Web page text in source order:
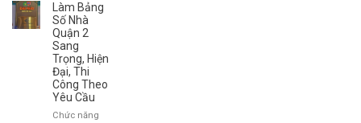
Làm Bảng
Số Nhà
Quận 2
Sang
Trọng, Hiện
Đại, Thi
Công Theo
Yêu Cầu
Chức năng